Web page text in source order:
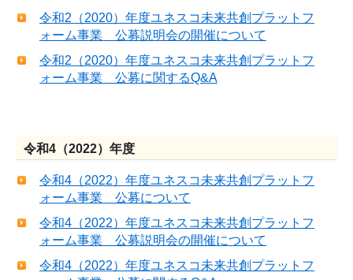
令和2（2020）年度ユネスコ未来共創プラットフ
ォーム事業 公募説明会の開催について
令和2（2020）年度ユネスコ未来共創プラットフ
ォーム事業 公募に関するQ&A
令和4（2022）年度
令和4（2022）年度ユネスコ未来共創プラットフ
ォーム事業 公募について
令和4（2022）年度ユネスコ未来共創プラットフ
ォーム事業 公募説明会の開催について
令和4（2022）年度ユネスコ未来共創プラットフ